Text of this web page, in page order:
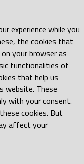
experience while you
the cookies that
your browser as
functionalities of
that help us
website. These
with your consent.
cookies. But
affect your